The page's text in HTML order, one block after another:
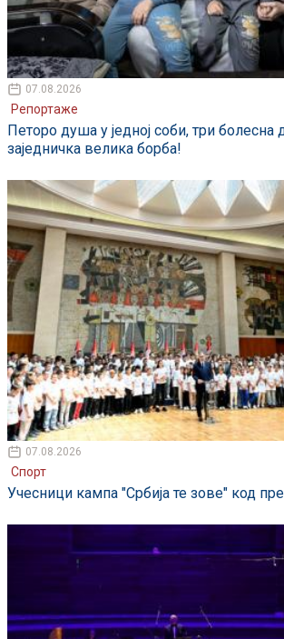
07.08.2026
Репортаже
Петоро душа у једној соби, три болесна
заједничка велика борба!
07.08.2026
Спорт
Учесници кампа "Србија те зове" код